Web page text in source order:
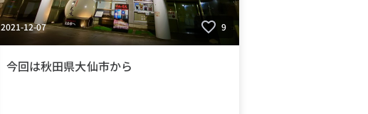
2021-12-07 9
今回は秋田県大仙市から